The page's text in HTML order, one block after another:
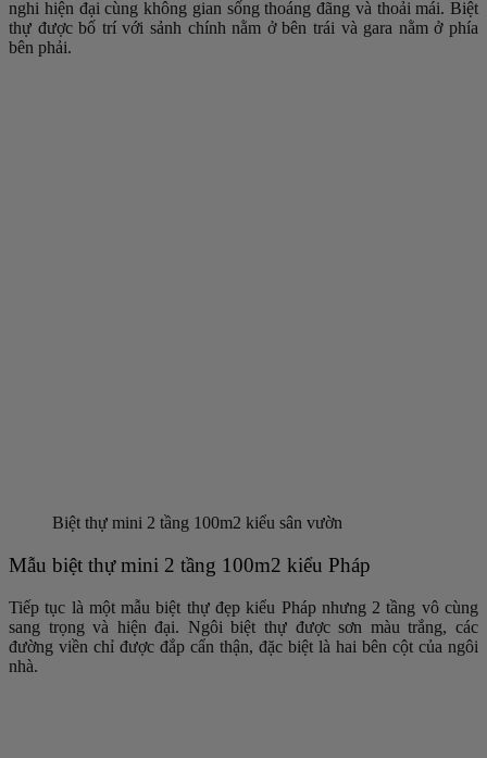
nghi hiện đại cùng không gian sống thoáng đãng và thoải mái. Biệt
thự được bố trí với sảnh chính nằm ở bên trái và gara nằm ở phía
bên phải.
Biệt thự mini 2 tầng 100m2 kiểu sân vườn
Mẫu biệt thự mini 2 tầng 100m2 kiểu Pháp
Tiếp tục là một mẫu biệt thự đẹp kiểu Pháp nhưng 2 tầng vô cùng
sang trọng và hiện đại. Ngôi biệt thự được sơn màu trắng, các
đường viền chỉ được đắp cẩn thận, đặc biệt là hai bên cột của ngôi
nhà.